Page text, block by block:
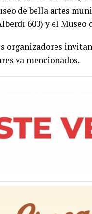
de bella artes
600) y el Museo
organizadores
ya mencionados.